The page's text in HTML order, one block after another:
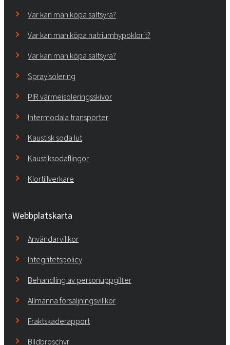
Var kan man köpa saltsyra?
Var kan man köpa natriumhypoklorit?
Var kan man köpa saltsyra?
Sprayisolering
PIR värmeisoleringsskivor
Intermodala transporter
Kaustisk soda lut
Kaustiksodaflingor
Klortillverkare
Webbplatskarta
Användarvillkor
Integritetspolicy
Behandling av personuppgifter
Allmänna försäljningsvillkor
Fraktskaderapport
Bildbroschyr